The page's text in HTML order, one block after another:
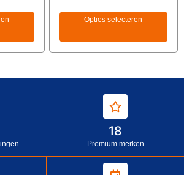
Opties selecteren
18
Premium merken